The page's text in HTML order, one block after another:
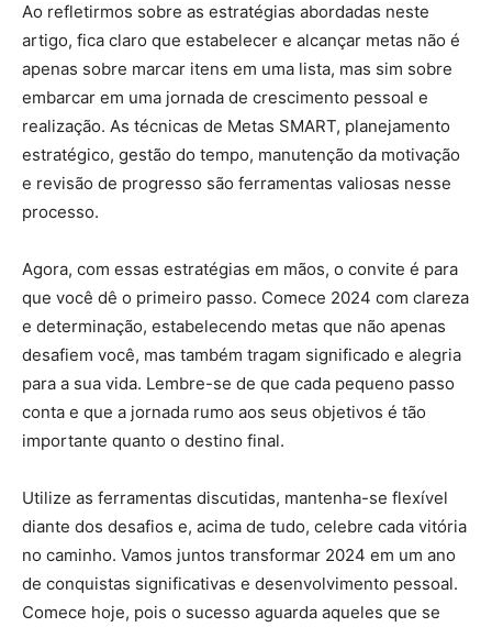
Ao refletirmos sobre as estratégias abordadas neste
artigo, fica claro que estabelecer e alcançar metas não é
apenas sobre marcar itens em uma lista, mas sim sobre
embarcar em uma jornada de crescimento pessoal e
realização. As técnicas de Metas SMART, planejamento
estratégico, gestão do tempo, manutenção da motivação
e revisão de progresso são ferramentas valiosas nesse
processo.
Agora, com essas estratégias em mãos, o convite é para
que você dê o primeiro passo. Comece 2024 com clareza
e determinação, estabelecendo metas que não apenas
desafiem você, mas também tragam significado e alegria
para a sua vida. Lembre-se de que cada pequeno passo
conta e que a jornada rumo aos seus objetivos é tão
importante quanto o destino final.
Utilize as ferramentas discutidas, mantenha-se flexível
diante dos desafios e, acima de tudo, celebre cada vitória
no caminho. Vamos juntos transformar 2024 em um ano
de conquistas significativas e desenvolvimento pessoal.
Comece hoje, pois o sucesso aguarda aqueles que se